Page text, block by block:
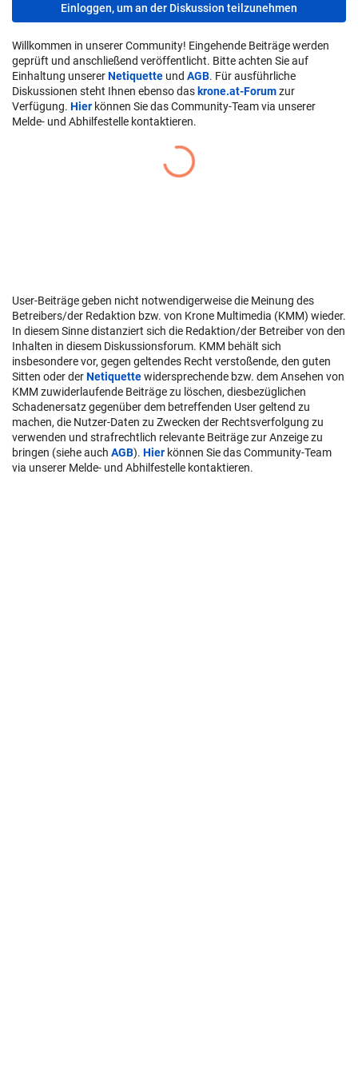
Einloggen, um an der Diskussion teilzunehmen
Willkommen in unserer Community! Eingehende Beiträge werden
geprüft und anschließend veröffentlicht. Bitte achten Sie auf
Einhaltung unsererNetiquette und AGB. Für ausführliche
Diskussionen steht Ihnen ebenso das krone.at-Forumzur
Verfügung. Hier können Sie das Community-Team via unserer
Melde- und Abhilfestelle kontaktieren.
User-Beiträge geben nicht notwendigerweise die Meinung des
Betreibers/der Redaktion bzw. von Krone Multimedia (KMM) wieder.
In diesem Sinne distanziert sich die Redaktion/der Betreiber von den
Inhalten in diesem Diskussionsforum. KMM behält sich
insbesondere vor, gegen geltendes Recht verstoßende, den guten
Sitten oder derNetiquettewidersprechende bzw. dem Ansehen von
KMM zuwiderlaufende Beiträge zu löschen, diesbezüglichen
Schadenersatz gegenüber dem betreffenden User geltend zu
machen, die Nutzer-Daten zu Zwecken der Rechtsverfolgung zu
verwenden und strafrechtlich relevante Beiträge zur Anzeige zu
bringen (siehe auch AGB). Hier können Sie das Community-Team
via unserer Melde- und Abhilfestelle kontaktieren.